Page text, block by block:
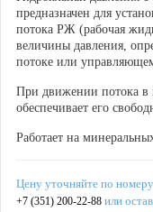
предназначен для
потока РЖ (рабочая
величины давления,
потоке или
При движении потока в
обеспечивает его
Работает на
Цену уточняйте по
+7 (351) 200-22-88 или